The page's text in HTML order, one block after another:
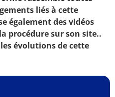
liés à cette
également des vidéos
procédure sur son site..
évolutions de cette